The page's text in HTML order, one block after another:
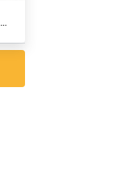
1935 Ford Street Rod Big block 502 Chevrolet engine